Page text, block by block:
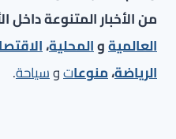
من الأخبار المتنوعة داخل
العالميةوالمحلية،
الرياضة،منوعاتوسياحة.